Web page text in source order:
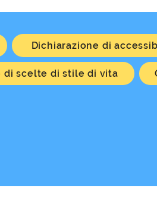
Dichiarazione di
di scelte di stile di vita